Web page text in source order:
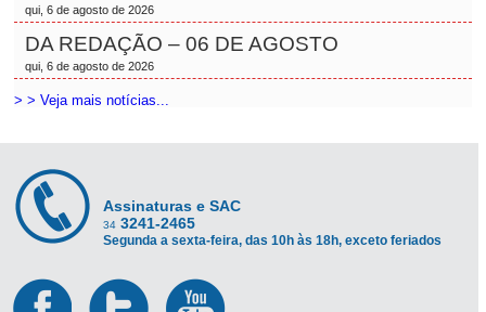
qui, 6 de agosto de 2026
DA REDAÇÃO – 06 DE AGOSTO
qui, 6 de agosto de 2026
> > Veja mais notícias...
Assinaturas e SAC
34 3241-2465
Segunda a sexta-feira, das 10h às 18h, exceto feriados